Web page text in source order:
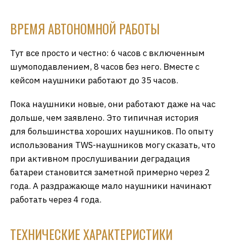
ВРЕМЯ АВТОНОМНОЙ РАБОТЫ
Тут все просто и честно: 6 часов с включенным
шумоподавлением, 8 часов без него. Вместе с
кейсом наушники работают до 35 часов.
Пока наушники новые, они работают даже на час
дольше, чем заявлено. Это типичная история
для большинства хороших наушников. По опыту
использования TWS-наушников могу сказать, что
при активном прослушивании деградация
батареи становится заметной примерно через 2
года. А раздражающе мало наушники начинают
работать через 4 года.
ТЕХНИЧЕСКИЕ ХАРАКТЕРИСТИКИ